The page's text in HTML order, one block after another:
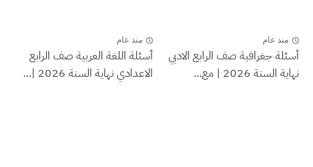
منذ عام
أسئلة جغرافية صف الرابع الادبي
نهاية السنة 2026 | مع...
منذ عام
أسئلة اللغة العربية صف الرابع
الاعدادي نهاية السنة 2026 |...